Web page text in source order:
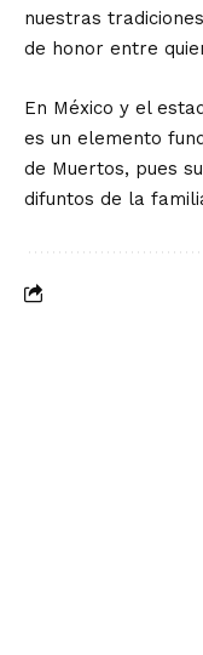
nuestras
de honor entre
En México y el
es un elemento
de Muertos, pues
difuntos de la